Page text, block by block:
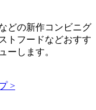
どの新作コンビニグ
トフードなどおすす
ーします。
>